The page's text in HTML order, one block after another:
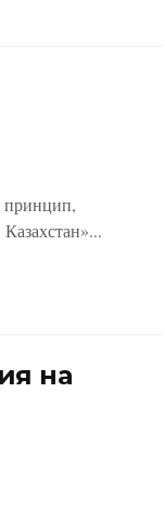
принцип,
на